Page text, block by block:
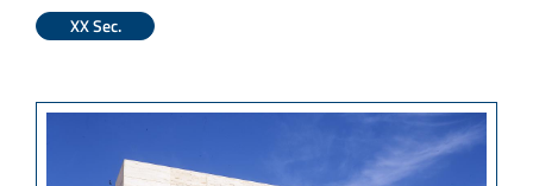
XX Sec.